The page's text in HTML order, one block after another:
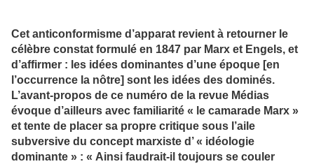
Cet anticonformisme d’apparat revient à retourner le
célèbre constat formulé en 1847 par Marx et Engels, et
d’affirmer : les idées dominantes d’une époque [en
l’occurrence la nôtre] sont les idées des dominés.
L’avant-propos de ce numéro de la revue Médias
évoque d’ailleurs avec familiarité « le camarade Marx »
et tente de placer sa propre critique sous l’aile
subversive du concept marxiste d’ « idéologie
dominante » : « Ainsi faudrait-il toujours se couler